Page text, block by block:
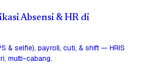
Absensi & HR di
& selfie), payroll, cuti, & shift — HRIS
multi-cabang.